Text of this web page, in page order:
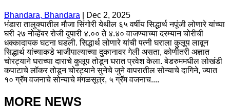
Bhandara, Bhandara
Dec 2, 2025
भंडारा तालुक्यातील मौजा सिंगोरी येथील ६५ वर्षीय सिद्धार्थ नपूंजी लोणारे यांच्या
घरी २७ नोव्हेंबर रोजी दुपारी ४.०० ते ४.४० वाजण्याच्या दरम्यान चोरीची
धक्कादायक घटना घडली. सिद्धार्थ लोणारे यांची पत्नी घराला कुलूप लावून
सिद्धार्थ यांच्याकडे भाजीपाल्याच्या दुकानावर गेली असता, कोणीतरी अज्ञात
चोरट्याने घराच्या दाराचे कुलूप तोडून घरात प्रवेश केला. बेडरुममधील लोखंडी
कपाटाचे लॉकर तोडून चोरट्याने सुनेचे जुने वापरातील सोन्याचे दागिने, ज्यात
१० ग्रॅम वजनाचे सोन्याचे मंगळसूत्र, ५ ग्रॅम वजनाच....
MORE NEWS